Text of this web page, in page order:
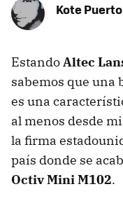
Kote Puerto
EstandoAltec
sabemos que
es una
al menos desde
la firma
país donde se
Octiv Mini M102.